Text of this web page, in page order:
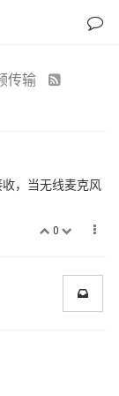
传输
，当无线麦克风
0